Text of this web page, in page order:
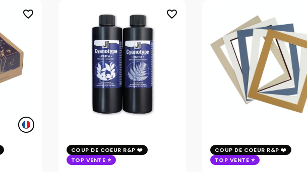
favorite_border favorite_border
COUP DE COEUR R&P
TOP VENTE
COUP DE COEUR R&P
TOP VENTE